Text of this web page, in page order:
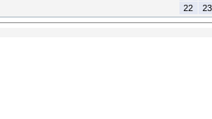
22
23